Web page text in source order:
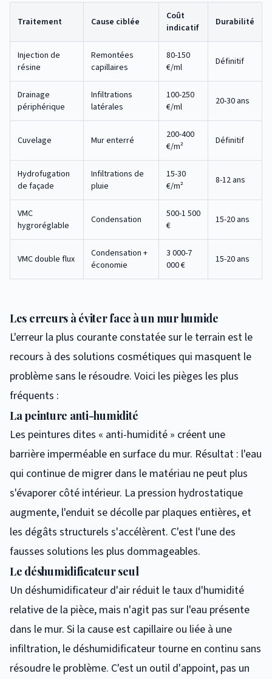
Traitement Cause ciblée
Coût
indicatif
Durabilité
Injection de
résine
Remontées
capillaires
80-150
€/ml
Définitif
Drainage
périphérique
Infiltrations
latérales
100-250
€/ml
20-30 ans
Cuvelage Mur enterré
200-400
€/m²
Définitif
Hydrofugation
de façade
Infiltrations de
pluie
15-30
€/m²
8-12 ans
VMC
hygroréglable
Condensation
500-1 500
€
15-20 ans
VMC double flux
Condensation +
économie
3 000-7
000 €
15-20 ans
Les erreurs à éviter face à un mur humide
L'erreur la plus courante constatée sur le terrain est le
recours à des solutions cosmétiques qui masquent le
problème sans le résoudre. Voici les pièges les plus
fréquents :
La peinture anti-humidité
Les peintures dites « anti-humidité » créent une
barrière imperméable en surface du mur. Résultat : l'eau
qui continue de migrer dans le matériau ne peut plus
s'évaporer côté intérieur. La pression hydrostatique
augmente, l'enduit se décolle par plaques entières, et
les dégâts structurels s'accélèrent. C'est l'une des
fausses solutions les plus dommageables.
Le déshumidificateur seul
Un déshumidificateur d'air réduit le taux d'humidité
relative de la pièce, mais n'agit pas sur l'eau présente
dans le mur. Si la cause est capillaire ou liée à une
infiltration, le déshumidificateur tourne en continu sans
résoudre le problème. C'est un outil d'appoint, pas un